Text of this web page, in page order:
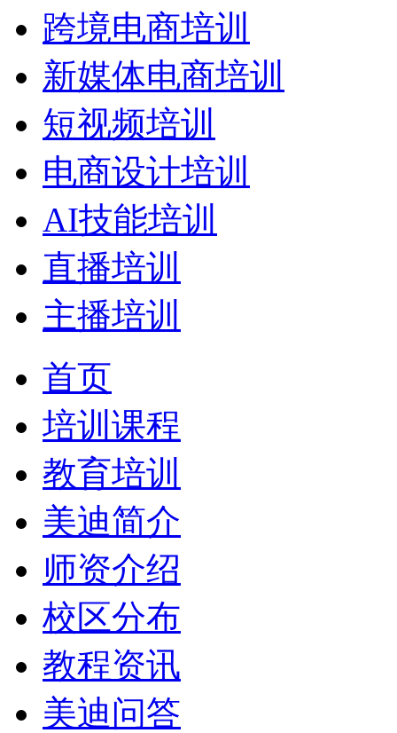
跨境电商培训
新媒体电商培训
短视频培训
电商设计培训
AI技能培训
直播培训
主播培训
首页
培训课程
教育培训
美迪简介
师资介绍
校区分布
教程资讯
美迪问答